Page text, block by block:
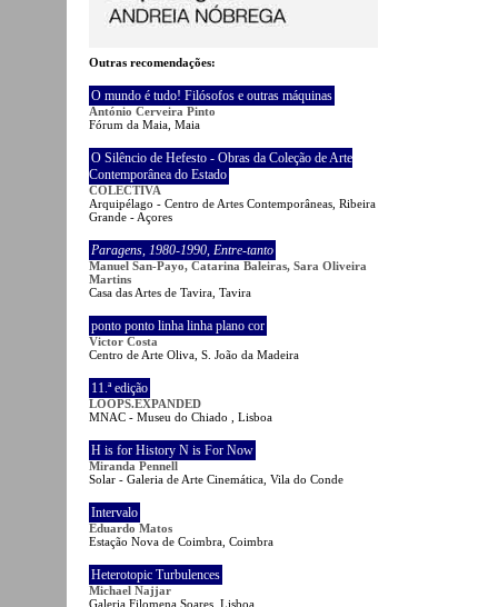
Outras recomendações:
O mundo é tudo! Filósofos e outras máquinas
António Cerveira Pinto
Fórum da Maia, Maia
O Silêncio de Hefesto - Obras da Coleção de Arte
Contemporânea do Estado
COLECTIVA
Arquipélago - Centro de Artes Contemporâneas, Ribeira
Grande - Açores
Paragens, 1980-1990, Entre-tanto
Manuel San-Payo, Catarina Baleiras, Sara Oliveira
Martins
Casa das Artes de Tavira, Tavira
ponto ponto linha linha plano cor
Victor Costa
Centro de Arte Oliva, S. João da Madeira
11.ª edição
LOOPS.EXPANDED
MNAC - Museu do Chiado , Lisboa
H is for History N is For Now
Miranda Pennell
Solar - Galeria de Arte Cinemática, Vila do Conde
Intervalo
Eduardo Matos
Estação Nova de Coimbra, Coimbra
Heterotopic Turbulences
Michael Najjar
Galeria Filomena Soares, Lisboa